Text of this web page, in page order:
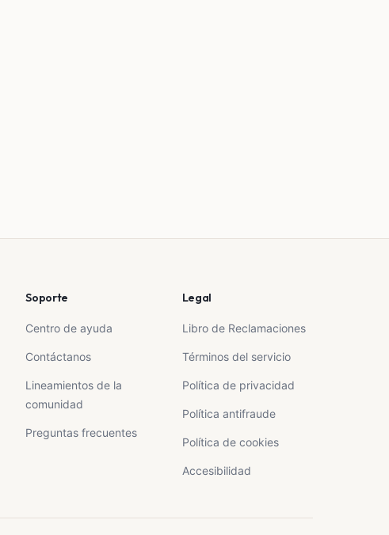
Soporte
Centro de ayuda
Contáctanos
Lineamientos de la
comunidad
Preguntas frecuentes
Legal
Libro de Reclamaciones
Términos del servicio
Política de privacidad
Política antifraude
Política de cookies
Accesibilidad